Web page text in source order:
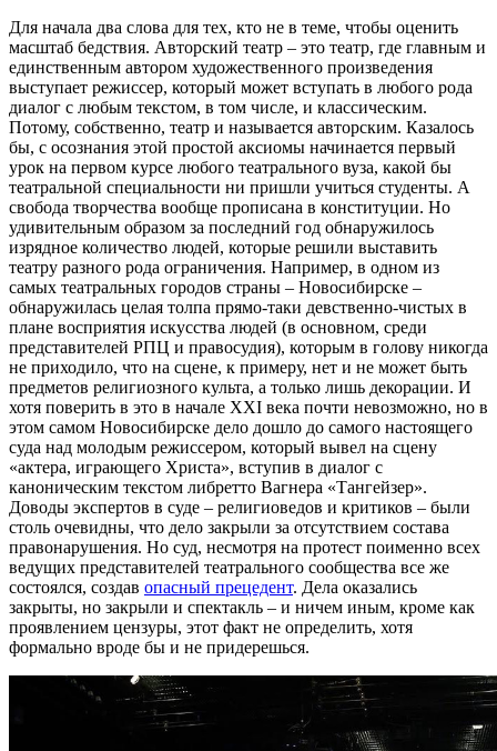
Для начала два слова для тех, кто не в теме, чтобы оценить
масштаб бедствия. Авторский театр – это театр, где главным и
единственным автором художественного произведения
выступает режиссер, который может вступать в любого рода
диалог с любым текстом, в том числе, и классическим.
Потому, собственно, театр и называется авторским. Казалось
бы, с осознания этой простой аксиомы начинается первый
урок на первом курсе любого театрального вуза, какой бы
театральной специальности ни пришли учиться студенты. А
свобода творчества вообще прописана в конституции. Но
удивительным образом за последний год обнаружилось
изрядное количество людей, которые решили выставить
театру разного рода ограничения. Например, в одном из
самых театральных городов страны – Новосибирске –
обнаружилась целая толпа прямо-таки девственно-чистых в
плане восприятия искусства людей (в основном, среди
представителей РПЦ и правосудия), которым в голову никогда
не приходило, что на сцене, к примеру, нет и не может быть
предметов религиозного культа, а только лишь декорации. И
хотя поверить в это в начале XXI века почти невозможно, но в
этом самом Новосибирске дело дошло до самого настоящего
суда над молодым режиссером, который вывел на сцену
«актера, играющего Христа», вступив в диалог с
каноническим текстом либретто Вагнера «Тангейзер».
Доводы экспертов в суде – религиоведов и критиков – были
столь очевидны, что дело закрыли за отсутствием состава
правонарушения. Но суд, несмотря на протест поименно всех
ведущих представителей театрального сообщества все же
состоялся, создав опасный прецедент. Дела оказались
закрыты, но закрыли и спектакль – и ничем иным, кроме как
проявлением цензуры, этот факт не определить, хотя
формально вроде бы и не придерешься.